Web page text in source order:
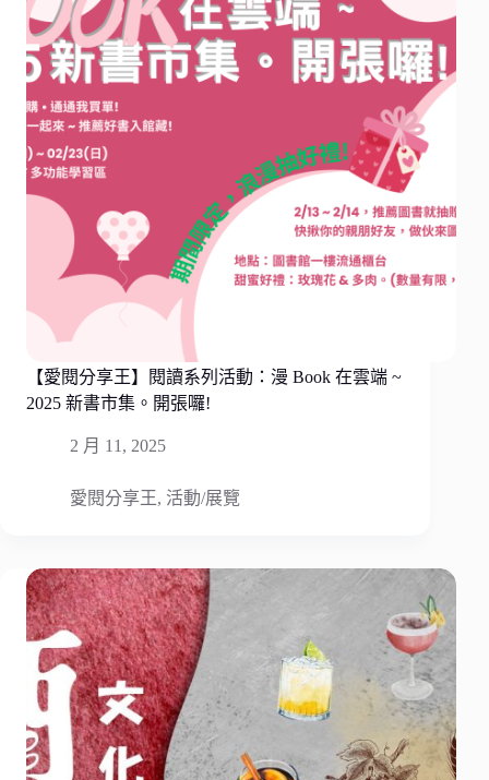
【愛閱分享王】閱讀系列活動：漫 Book 在雲端 ~
2025 新書市集。開張囉!
2 月 11, 2025
愛閱分享王, 活動/展覽